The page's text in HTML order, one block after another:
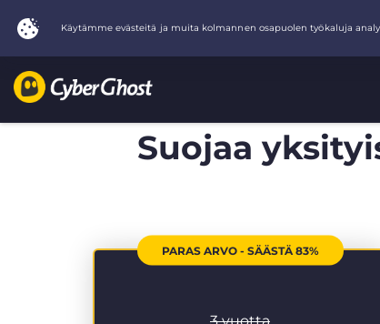
Suojaa
PARAS ARVO - SÄÄSTÄ 83%
3 vuotta